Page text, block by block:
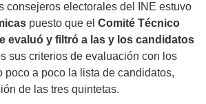
consejeros electorales del INE estuvo
puesto que el Comité Técnico
evaluó y filtró a las y los candidatos
sus criterios de evaluación con los
poco a poco la lista de candidatos,
de las tres quintetas.